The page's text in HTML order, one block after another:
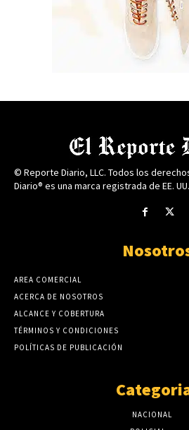
© Reporte Diario, LLC. Todos los
Diario® es una marca registrada de EE. UU.
AREA COMERCIAL
ACERCA DE NOSOTROS
ALCANCE Y COBERTURA
TÉRMINOS Y CONDICIONES
POLÍTICAS DE PUBLICACIÓN
NACIONAL